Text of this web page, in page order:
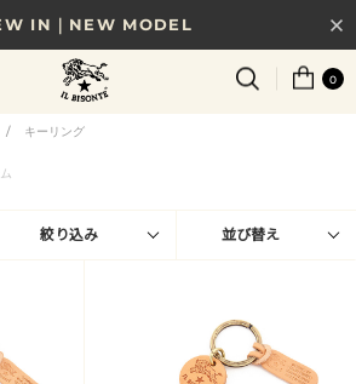
IN｜NEW MODEL
で｜税込11,000円以上で送料無料
ンから選べる、新しいギフトガイド
IN｜COLOR LEATHER
0
/ キーリング
絞り込み 並び替え